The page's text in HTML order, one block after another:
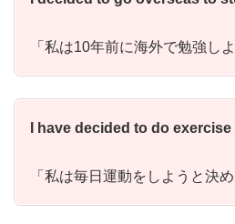
「私は10年前に海外で勉強し
I have decided to do
「私は毎日運動をしようと決め